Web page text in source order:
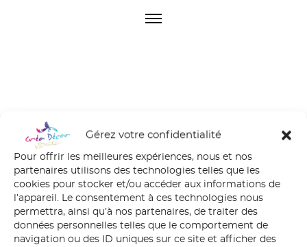
Gérez votre confidentialité
Pour offrir les meilleures expériences, nous et nos
partenaires utilisons des technologies telles que les
cookies pour stocker et/ou accéder aux informations de
l’appareil. Le consentement à ces technologies nous
permettra, ainsi qu’à nos partenaires, de traiter des
données personnelles telles que le comportement de
navigation ou des ID uniques sur ce site et afficher des
O
sirène 3